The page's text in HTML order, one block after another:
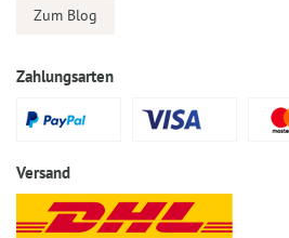
Zum Blog
Zahlungsarten
Versand